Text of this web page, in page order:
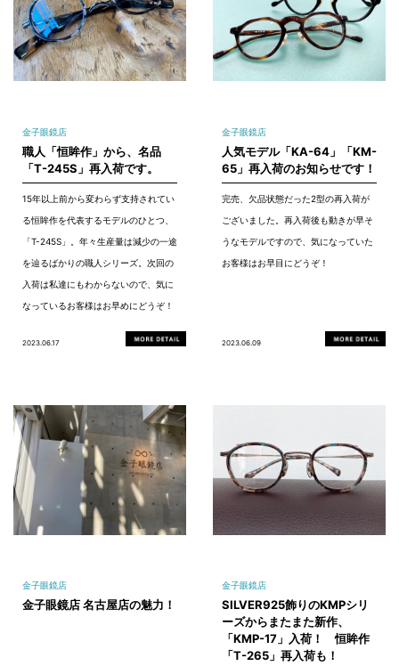
金子眼鏡店
職人「恒眸作」から、名品
「T-245S」再入荷です。
15年以上前から変わらず支持されてい
る恒眸作を代表するモデルのひとつ、
「T-245S」。年々生産量は減少の一途
を辿るばかりの職人シリーズ。次回の
入荷は私達にもわからないので、気に
なっているお客様はお早めにどうぞ！
2023.06.17
金子眼鏡店
人気モデル「KA-64」「KM-
65」再入荷のお知らせです！
完売、欠品状態だった2型の再入荷が
ございました。再入荷後も動きが早そ
うなモデルですので、気になっていた
お客様はお早目にどうぞ！
2023.06.09
金子眼鏡店
金子眼鏡店 名古屋店の魅力！
金子眼鏡店
SILVER925飾りのKMPシリ
ーズからまたまた新作、
「KMP-17」入荷！ 恒眸作
「T-265」再入荷も！